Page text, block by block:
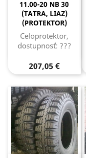
11.00-20 NB 30
(TATRA, LIAZ)
(PROTEKTOR)
Celoprotektor,
dostupnosť: ???
207,05 €